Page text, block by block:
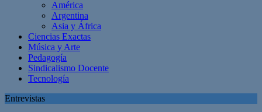
América
Argentina
Asia y África
Ciencias Exactas
Música y Arte
Pedagogía
Sindicalismo Docente
Tecnología
Entrevistas